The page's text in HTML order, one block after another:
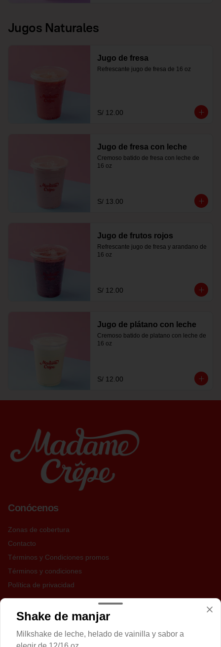
Jugos Naturales
Jugo de fresa
Refrescante jugo de fresa de 16 oz
S/ 12.00
Jugo de fresa con leche
Cremoso batido de fresa con leche de
16 oz
S/ 13.00
Jugo de frutos rojos
Refrescante jugo de fresa y arandano de
16 oz
S/ 12.00
Jugo de plátano con leche
Cremoso batido de platano con leche de
16 oz
S/ 12.00
Conócenos
Zonas de cobertura
Contacto
Términos y Condiciones promos
Términos y condiciones
Política de privacidad
Facebook
Shake de manjar
Milkshake de leche, helado de vainilla y sabor a